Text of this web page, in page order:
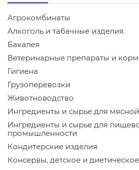
Агрокомбинаты
Алкоголь и табачные изделия
Бакалея
Ветеринарные препараты и
Гигиена
Грузоперевозки
Животноводство
Ингредиенты и сырье для
Ингредиенты и сырье для
промышленности
Кондитерские изделия
Консервы, детское и